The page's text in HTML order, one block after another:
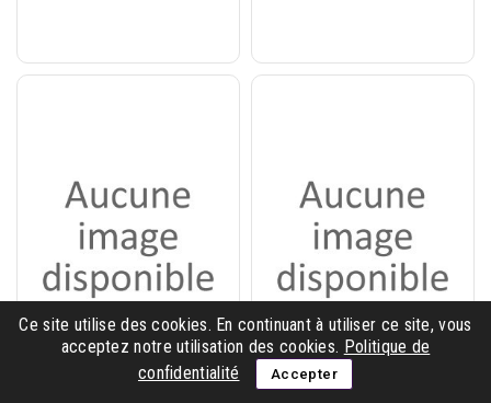
Ce site utilise des cookies. En continuant à utiliser ce site, vous
acceptez notre utilisation des cookies. Politique de
confidentialité
Accepter